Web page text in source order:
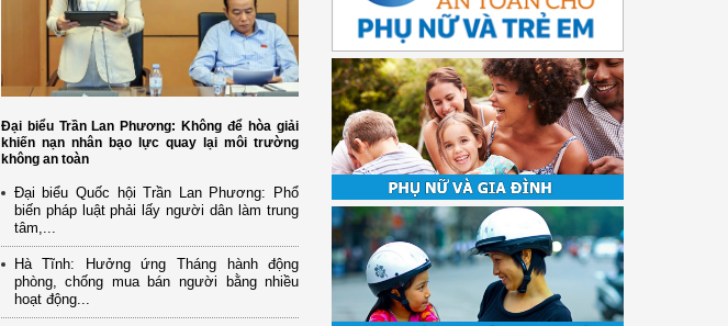
Đại biểu Trần Lan Phương: Không để hòa giải
khiến nạn nhân bạo lực quay lại môi trường
không an toàn
Đại biểu Quốc hội Trần Lan Phương: Phổ
biến pháp luật phải lấy người dân làm trung
tâm,...
Hà Tĩnh: Hưởng ứng Tháng hành động
phòng, chống mua bán người bằng nhiều
hoạt động...